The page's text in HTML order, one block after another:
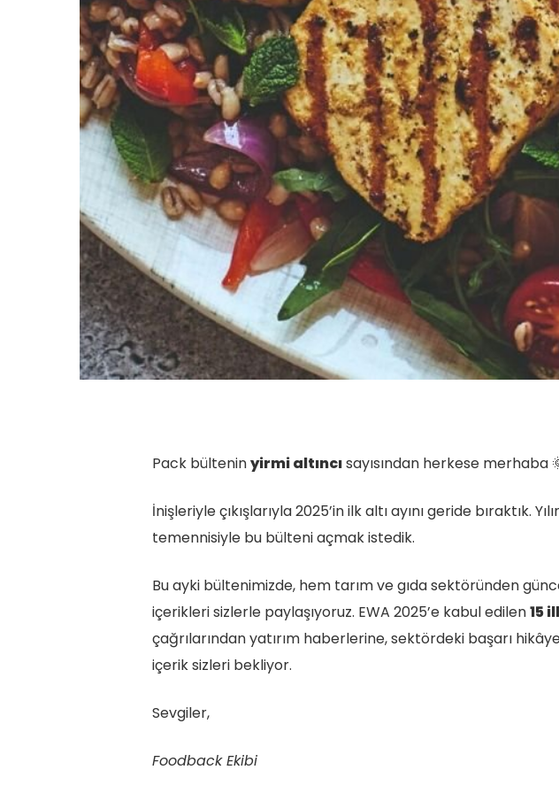
Pack bülteninyirmi altıncısayısından herkese merhaba
İnişleriyle çıkışlarıyla 2025’in ilk altı ayını geride bıraktık.
temennisiyle bu bülteni açmak istedik.
Bu ayki bültenimizde, hem tarım ve gıda sektöründen
içerikleri sizlerle paylaşıyoruz. EWA 2025’e kabul edilen15
çağrılarından yatırım haberlerine, sektördeki başarı
içerik sizleri bekliyor.
Sevgiler,
Foodback Ekibi